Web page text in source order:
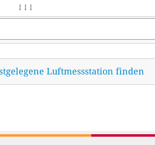
↓ ↓ ↓
Luftmessstation finden